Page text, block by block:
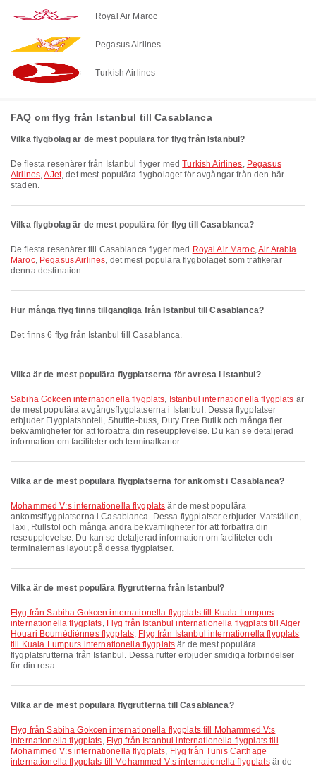
Royal Air Maroc
Pegasus Airlines
Turkish Airlines
FAQ om flyg från Istanbul till Casablanca
Vilka flygbolag är de mest populära för flyg från Istanbul?
De flesta resenärer från Istanbul flyger medTurkish Airlines, Pegasus
Airlines,AJet, det mest populära flygbolaget för avgångar från den här
staden.
Vilka flygbolag är de mest populära för flyg till Casablanca?
De flesta resenärer till Casablanca flyger med Royal Air Maroc,Air Arabia
Maroc, Pegasus Airlines, det mest populära flygbolaget som trafikerar
denna destination.
Hur många flyg finns tillgängliga från Istanbul till Casablanca?
Det finns 6 flyg från Istanbul till Casablanca.
Vilka är de mest populära flygplatserna för avresa i Istanbul?
Sabiha Gokcen internationella flygplats, Istanbul internationella flygplats är
de mest populära avgångsflygplatserna i Istanbul. Dessa flygplatser
erbjuder Flygplatshotell, Shuttle-buss, Duty Free Butik och många fler
bekvämligheter för att förbättra din reseupplevelse. Du kan se detaljerad
information om faciliteter och terminalkartor.
Vilka är de mest populära flygplatserna för ankomst i Casablanca?
Mohammed V:s internationella flygplats är de mest populära
ankomstflygplatserna i Casablanca. Dessa flygplatser erbjuder Matställen,
Taxi, Rullstol och många andra bekvämligheter för att förbättra din
reseupplevelse. Du kan se detaljerad information om faciliteter och
terminalernas layout på dessa flygplatser.
Vilka är de mest populära flygrutterna från Istanbul?
Flyg från Sabiha Gokcen internationella flygplats till Kuala Lumpurs
internationella flygplats, Flyg från Istanbul internationella flygplats till Alger
Houari Boumédiènnes flygplats, Flyg från Istanbul internationella flygplats
till Kuala Lumpurs internationella flygplats är de mest populära
flygplatsrutterna från Istanbul. Dessa rutter erbjuder smidiga förbindelser
för din resa.
Vilka är de mest populära flygrutterna till Casablanca?
Flyg från Sabiha Gokcen internationella flygplats till Mohammed V:s
internationella flygplats, Flyg från Istanbul internationella flygplats till
Mohammed V:s internationella flygplats, Flyg från Tunis Carthage
internationella flygplats till Mohammed V:s internationella flygplatsär de